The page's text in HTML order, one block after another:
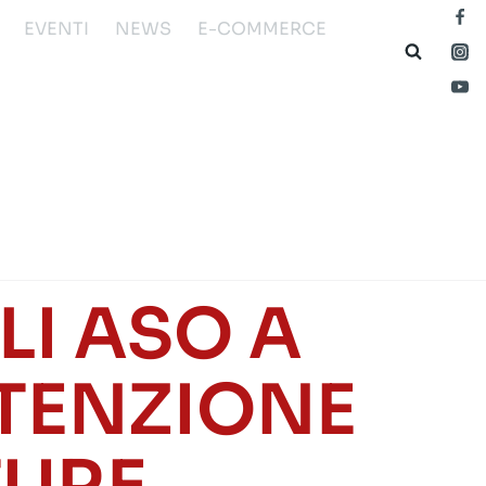
EVENTI NEWS E-COMMERCE
ASO A